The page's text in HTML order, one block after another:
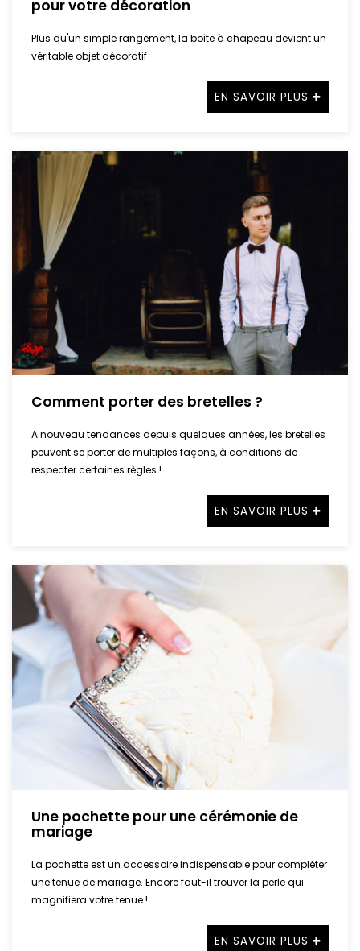
pour votre décoration
Plus qu'un simple rangement, la boîte à chapeau devient un
véritable objet décoratif
EN SAVOIR PLUS
Comment porter des bretelles ?
A nouveau tendances depuis quelques années, les bretelles
peuvent se porter de multiples façons, à conditions de
respecter certaines règles !
EN SAVOIR PLUS
Une pochette pour une cérémonie de
mariage
La pochette est un accessoire indispensable pour compléter
une tenue de mariage. Encore faut-il trouver la perle qui
magnifiera votre tenue !
EN SAVOIR PLUS